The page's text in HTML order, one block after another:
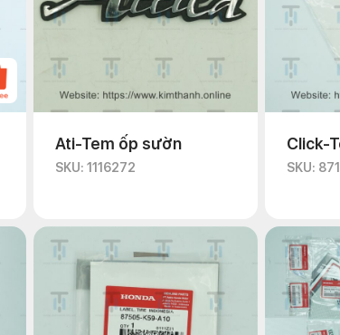
Ati-Tem ốp sườn
SKU: 1116272
Click-
SKU: